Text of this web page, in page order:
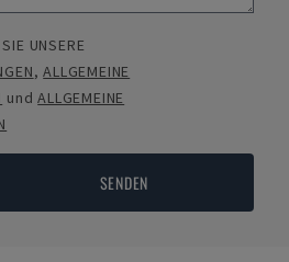
UNSERE
,ALLGEMEINE
undALLGEMEINE
SENDEN